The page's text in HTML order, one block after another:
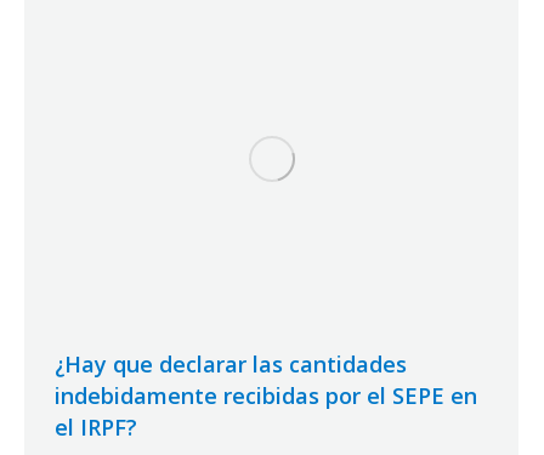
¿Hay que declarar las cantidades
indebidamente recibidas por el SEPE en
el IRPF?